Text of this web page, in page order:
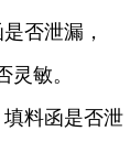
否泄漏，
敏。
料函是否泄